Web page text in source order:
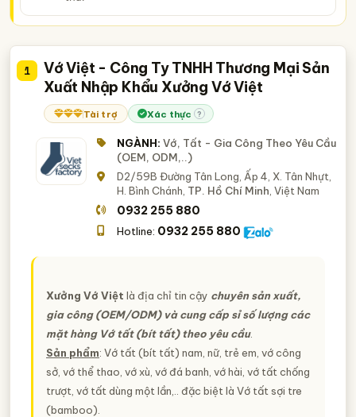
1
Vớ Việt - Công Ty TNHH Thương Mại Sản
Xuất Nhập Khẩu Xưởng Vớ Việt
Tài trợ Xác thực ?
NGÀNH: Vớ, Tất - Gia Công Theo Yêu Cầu
(OEM, ODM,..)
D2/59B Đường Tân Long, Ấp 4, X. Tân Nhựt,
H. Bình Chánh, TP. Hồ Chí Minh , Việt Nam
0932 255 880
Hotline: 0932 255 880
Xưởng Vớ Việt là địa chỉ tin cậy chuyên sản xuất,
gia công (OEM/ODM) và cung cấp sỉ số lượng các
mặt hàng Vớ tất (bít tất) theo yêu cầu.
Sản phẩm: Vớ tất (bít tất) nam, nữ, trẻ em, vớ công
sở, vớ thể thao, vớ xù, vớ đá banh, vớ hài, vớ tất chống
trượt, vớ tất dùng một lần,.. đặc biệt là Vớ tất sợi tre
(bamboo).